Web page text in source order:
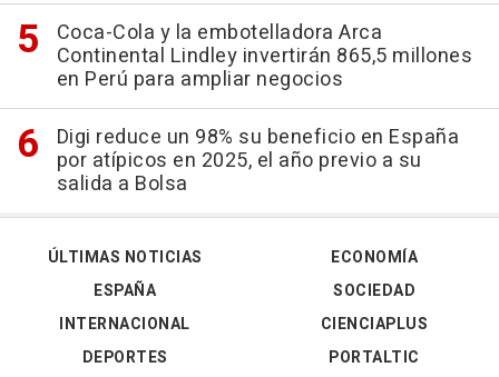
Coca-Cola y la embotelladora Arca
Continental Lindley invertirán 865,5 millones
en Perú para ampliar negocios
Digi reduce un 98% su beneficio en España
por atípicos en 2025, el año previo a su
salida a Bolsa
ÚLTIMAS NOTICIAS
ESPAÑA
INTERNACIONAL
DEPORTES
ECONOMÍA
SOCIEDAD
CIENCIAPLUS
PORTALTIC